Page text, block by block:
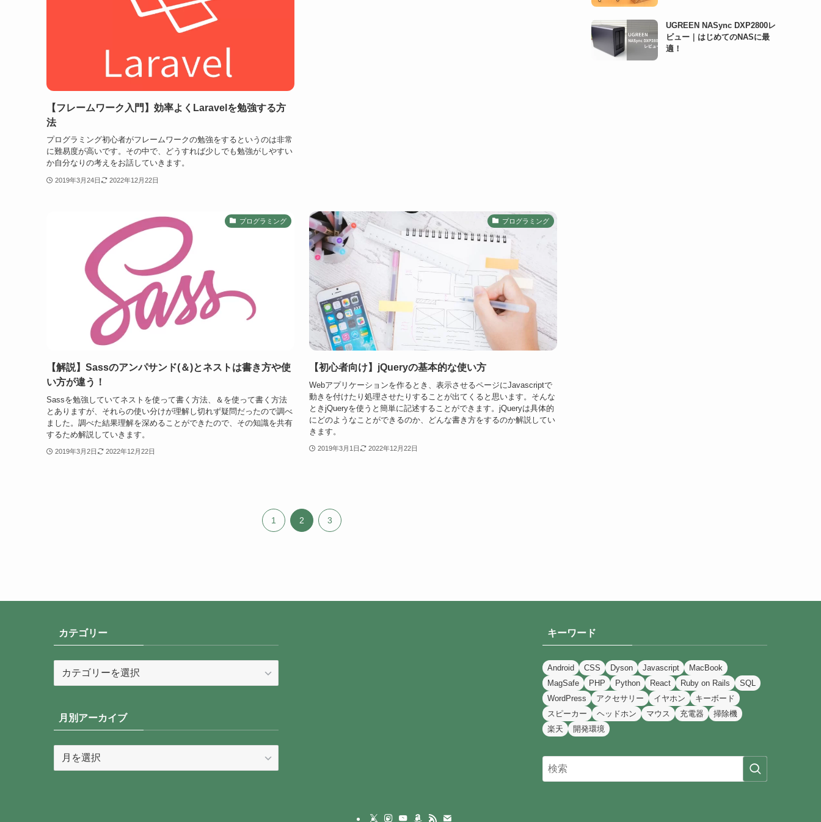
【フレームワーク入門】効率よくLaravelを勉強する方
法
プログラミング初心者がフレームワークの勉強をするというのは非常
に難易度が高いです。その中で、どうすれば少しでも勉強がしやすい
か自分なりの考えをお話していきます。
2019年3月24日 2022年12月22日
プログラミング
【解説】Sassのアンパサンド(＆)とネストは書き方や使
い方が違う！
Sassを勉強していてネストを使って書く方法、＆を使って書く方法
とありますが、それらの使い分けが理解し切れず疑問だったので調べ
ました。調べた結果理解を深めることができたので、その知識を共有
するため解説していきます。
2019年3月2日 2022年12月22日
プログラミング
【初心者向け】jQueryの基本的な使い方
Webアプリケーションを作るとき、表示させるページにJavascriptで
動きを付けたり処理させたりすることが出てくると思います。そんな
ときjQueryを使うと簡単に記述することができます。jQueryは具体的
にどのようなことができるのか、どんな書き方をするのか解説してい
きます。
2019年3月1日 2022年12月22日
1 2 3
UGREEN NASync DXP2800レ
ビュー｜はじめてのNASに最
適！
カテゴリー
リ
ー
月別アーカイブ
キーワード
Android CSS Dyson Javascript
MacBook
MagSafe
PHP Python React Ruby on Rails
SQL
WordPress
アクセサリー イヤホン
キーボード
スピーカー
ヘッドホン マウス 充電器
掃除機
楽天
開発環境